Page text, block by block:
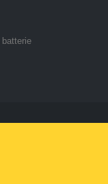
batterie